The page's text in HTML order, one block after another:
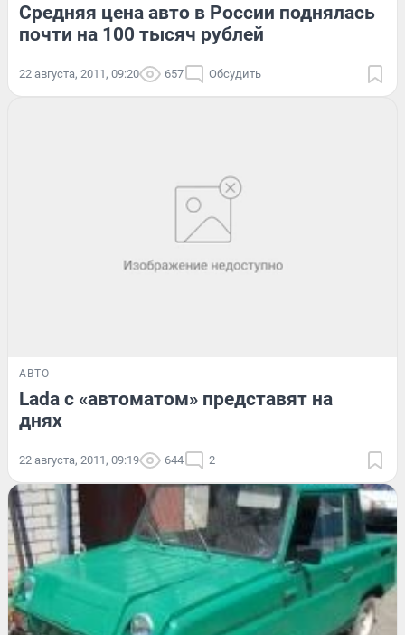
Средняя цена авто в России поднялась
почти на 100 тысяч рублей
22 августа, 2011, 09:20 657 Обсудить
АВТО
Lada с «автоматом» представят на
днях
22 августа, 2011, 09:19 644 2